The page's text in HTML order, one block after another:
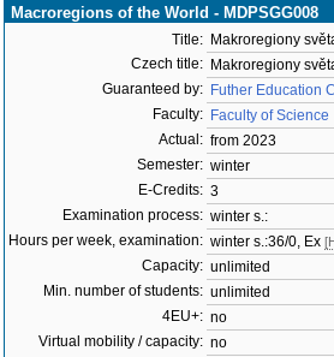
Macroregions of the World - MDPSGG008
Title: Makroregiony
Czech title: Makroregiony
Guaranteed by: Futher Education
Faculty: Faculty of Science
Actual: from 2023
Semester: winter
E-Credits: 3
Examination process: winter s.:
Hours per week, examination: winter s.:36/0, Ex
Capacity: unlimited
Min. number of students: unlimited
4EU+: no
Virtual mobility / capacity: no